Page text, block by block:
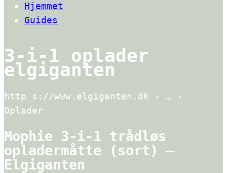
Hjemmet
Guides
3-i-1 oplader
elgiganten
http s://www.elgiganten.dk › … ›
Oplader
Mophie 3-i-1 trådløs
opladermåtte (sort) –
Elgiganten